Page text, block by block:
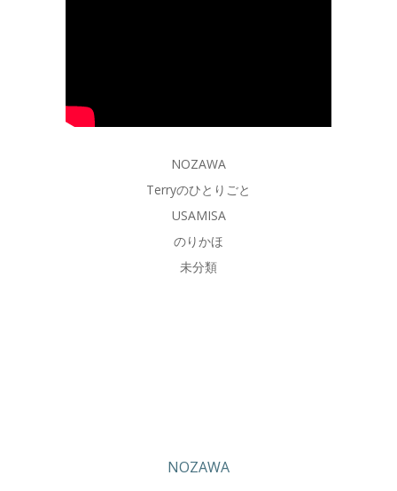
NOZAWA
Terryのひとりごと
USAMISA
のりかほ
未分類
NOZAWA